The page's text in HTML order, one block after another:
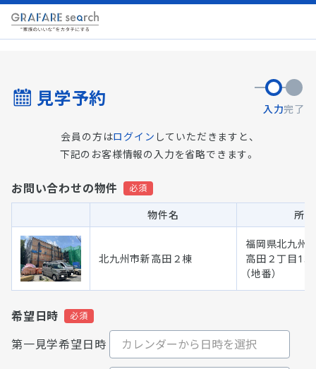
見学予約 入力完了
会員の方はログイン していただきますと、
下記のお客様情報の入力を省略できます。
お問い合わせの物件
物件名 所
北九州市新高田２棟
福岡県北九州
高田２丁目
（地番）
希望日時
第一見学希望日時